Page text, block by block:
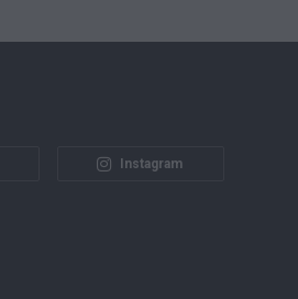
Instagram